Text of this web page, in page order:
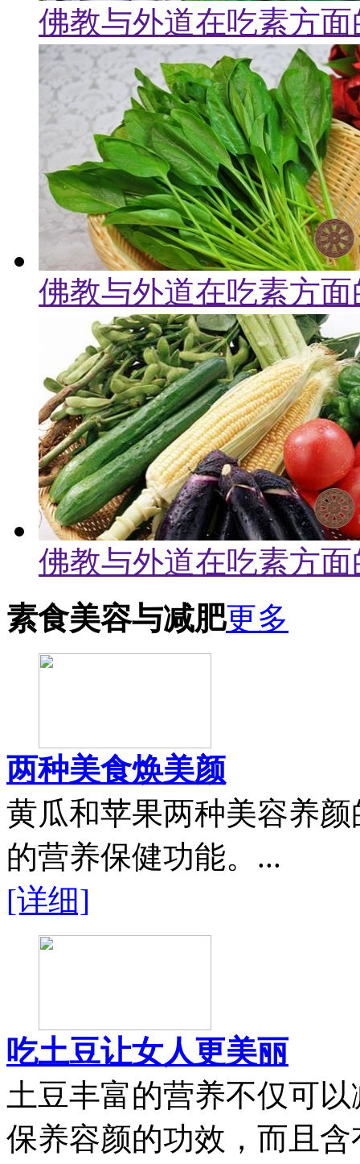
佛教与外道在吃素方
佛教与外道在吃素方
佛教与外道在吃素方
素食美容与减肥更多
两种美食焕美颜
黄瓜和苹果两种美容养
的营养保健功能。...
[详细]
吃土豆让女人更美丽
土豆丰富的营养不仅可
保养容颜的功效，而且